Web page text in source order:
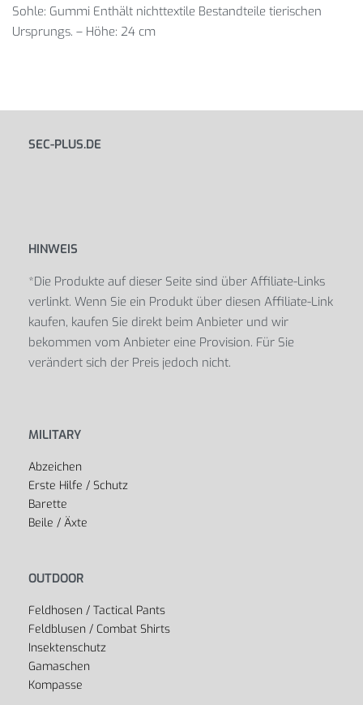
Sohle: Gummi Enthält nichttextile Bestandteile tierischen
Ursprungs. – Höhe: 24 cm
SEC-PLUS.DE
HINWEIS
*Die Produkte auf dieser Seite sind über Affiliate-Links
verlinkt. Wenn Sie ein Produkt über diesen Affiliate-Link
kaufen, kaufen Sie direkt beim Anbieter und wir
bekommen vom Anbieter eine Provision. Für Sie
verändert sich der Preis jedoch nicht.
MILITARY
Abzeichen
Erste Hilfe / Schutz
Barette
Beile / Äxte
OUTDOOR
Feldhosen / Tactical Pants
Feldblusen / Combat Shirts
Insektenschutz
Gamaschen
Kompasse